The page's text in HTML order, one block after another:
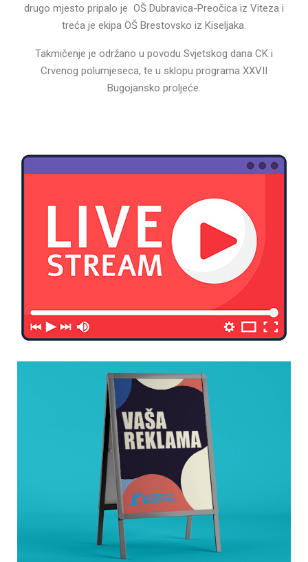
drugo mjesto pripalo je OŠ Dubravica-Preočica iz Viteza i
treća je ekipa OŠ Brestovsko iz Kiseljaka.
Takmičenje je održano u povodu Svjetskog dana CK i
Crvenog polumjeseca, te u sklopu programa XXVII
Bugojansko proljeće.